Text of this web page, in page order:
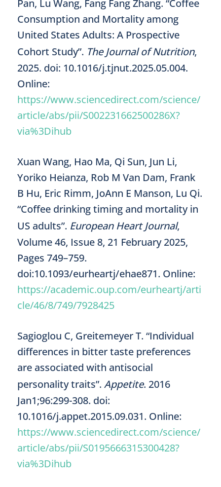
Pan, Lu Wang, Fang Fang Zhang. “Coffee
Consumption and Mortality among
United States Adults: A Prospective
Cohort Study”. The Journal of Nutrition,
2025. doi: 10.1016/j.tjnut.2025.05.004.
Online:
https://www.sciencedirect.com/science/
article/abs/pii/S002231662500286X?
via%3Dihub
Xuan Wang, Hao Ma, Qi Sun, Jun Li,
Yoriko Heianza, Rob M Van Dam, Frank
B Hu, Eric Rimm, JoAnn E Manson, Lu Qi.
“Coffee drinking timing and mortality in
US adults”. European Heart Journal,
Volume 46, Issue 8, 21 February 2025,
Pages 749–759.
doi:10.1093/eurheartj/ehae871. Online:
https://academic.oup.com/eurheartj/arti
cle/46/8/749/7928425
Sagioglou C, Greitemeyer T. “Individual
differences in bitter taste preferences
are associated with antisocial
personality traits”. Appetite. 2016
Jan1;96:299-308. doi:
10.1016/j.appet.2015.09.031. Online:
https://www.sciencedirect.com/science/
article/abs/pii/S0195666315300428?
via%3Dihub